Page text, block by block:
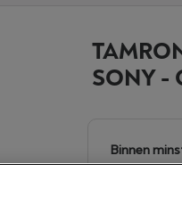
SONY -
Binnen